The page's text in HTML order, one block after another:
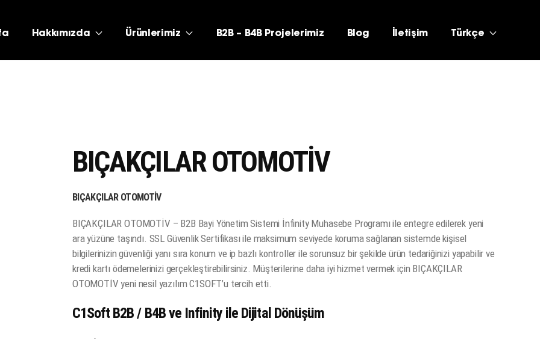
Hakkımızda Ürünlerimiz B2B – B4B Projelerimiz Blog İletişim Türkçe
BIÇAKÇILAR OTOMOTİV
BIÇAKÇILAR OTOMOTİV
BIÇAKÇILAR OTOMOTİV – B2B Bayi Yönetim Sistemi İnfinity Muhasebe Programı ile entegre edilerek yeni
ara yüzüne taşındı. SSL Güvenlik Sertifikası ile maksimum seviyede koruma sağlanan sistemde kişisel
bilgilerinizin güvenliği yanı sıra konum ve ip bazlı kontroller ile sorunsuz bir şekilde ürün tedariğinizi yapabilir ve
kredi kartı ödemelerinizi gerçekleştirebilirsiniz. Müşterilerine daha iyi hizmet vermek için BIÇAKÇILAR
OTOMOTİV yeni nesil yazılım C1SOFT’u tercih etti.
C1Soft B2B / B4B ve Infinity ile Dijital Dönüşüm